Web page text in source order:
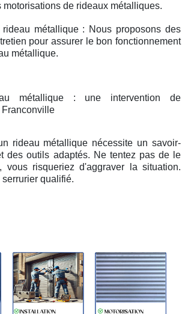
motorisations de rideaux métalliques.
rideau métallique : Nous proposons des
pour assurer le bon fonctionnement
métallique.
métallique : une intervention de
Franconville
rideau métallique nécessite un savoir-
des outils adaptés. Ne tentez pas de le
vous risqueriez d'aggraver la situation.
qualifié.